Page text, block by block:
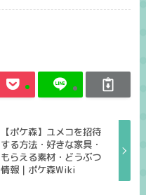
【ポケ森】ユメコを招待
する方法・好きな家具・
もらえる素材・どうぶつ
情報｜ポケ森Wiki